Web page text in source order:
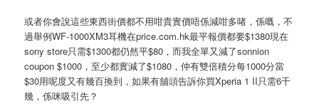
或者你會說這些東西街價都不用咁貴實價唔係減咁多啫，係嘅，不
過舉例WF-1000XM3耳機在price.com.hk最平報價都要$1380現在
sony store只需$1300都仍然平$80，而我全單又減了sonnion
coupon $1000，至少都實減了$1080，仲有雙倍積分每1000分當
$30用呢度又有幾百換到，如果有舖頭告訴你買Xperia 1 II只需6千
幾，係咪吸引先？